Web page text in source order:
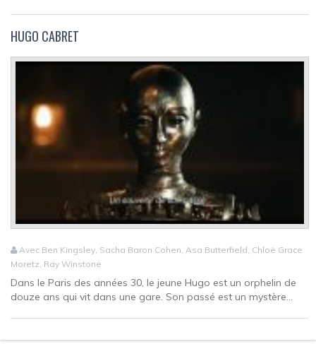
HUGO CABRET
Avec Ben Kingsley, Sacha Baron Cohen, Asa Butterfield, Chloë Grace
Moretz, Ray Winstone
Dans le Paris des années 30, le jeune Hugo est un orphelin de
douze ans qui vit dans une gare. Son passé est un mystère...